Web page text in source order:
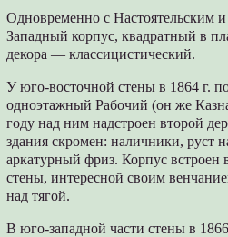
Одновременно с Настоятельским
Западный корпус, квадратный в
декора — классицистический.
У юго-восточной стены в 1864 г.
одноэтажный Рабочий (он же
году над ним надстроен второй
здания скромен: наличники, руст
аркатурный фриз. Корпус встроен
стены, интересной своим
над тягой.
В юго-западной части стены в